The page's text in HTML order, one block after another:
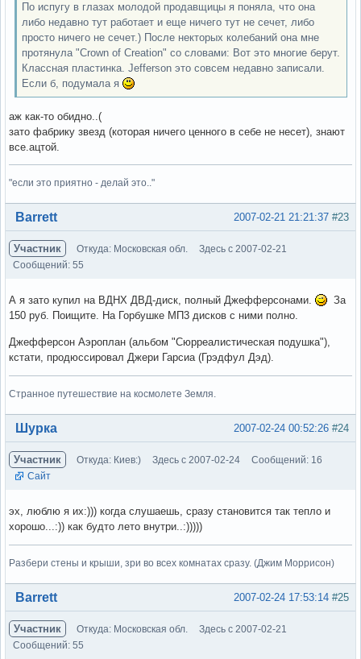
По испугу в глазах молодой продавщицы я поняла, что она
либо недавно тут работает и еще ничего тут не сечет, либо
просто ничего не сечет.) После некторых колебаний она мне
протянула "Crown of Creation" со словами: Вот это многие берут.
Классная пластинка. Jefferson это совсем недавно записали.
Если б, подумала я
аж как-то обидно..(
зато фабрику звезд (которая ничего ценного в себе не несет), знают
все.ацтой.
"если это приятно - делай это.."
Вне форума #23
2007-02-21 21:21:37
Barrett
Участник Откуда: Московская обл.
Здесь с 2007-02-21
Сообщений: 55
А я зато купил на ВДНХ ДВД-диск, полный Джефферсонами.
За
150 руб. Поищите. На Горбушке МП3 дисков с ними полно.
Джефферсон Аэроплан (альбом "Сюрреалистическая подушка"),
кстати, продюссировал Джери Гарсиа (Грэдфул Дэд).
Странное путешествие на космолете Земля.
Вне форума #24
2007-02-24 00:52:26
Шурка
Участник Откуда: Киев:) Здесь с 2007-02-24
Сообщений: 16
Сайт
эх, люблю я их:))) когда слушаешь, сразу становится так тепло и
хорошо...:)) как будто лето внутри..:)))))
Разбери стены и крыши, зри во всех комнатах сразу. (Джим Моррисон)
Вне форума #25
2007-02-24 17:53:14
Barrett
Участник Откуда: Московская обл.
Здесь с 2007-02-21
Сообщений: 55